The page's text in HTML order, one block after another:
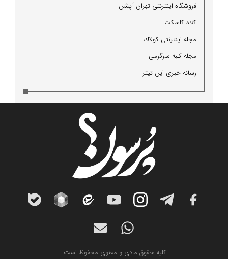
فروشگاه اینترنتی تهران آپشن
كلاه كاسكت
مجله اینترنتی كولاك
مجله كلبه سرگرمی
رسانه خبری این تیتر
کلیه حقوق مادی و معنوی محفوظ است.